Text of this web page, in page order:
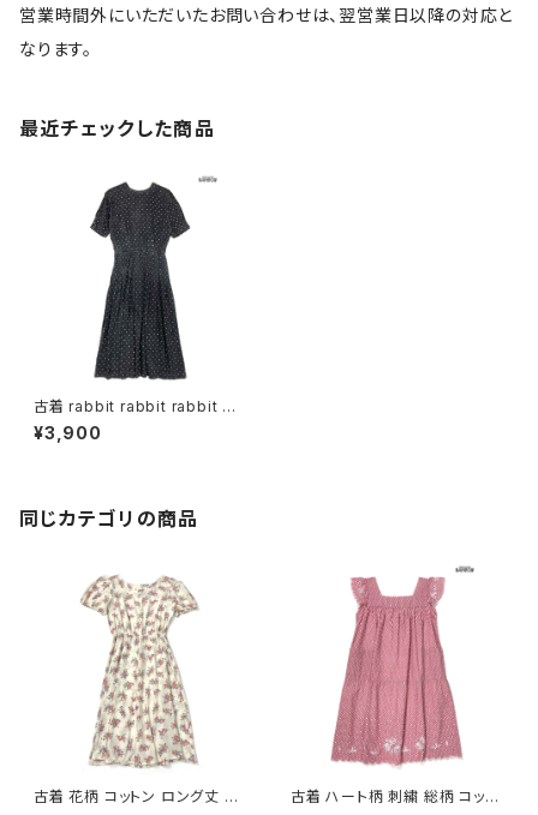
営業時間外にいただいたお問い合わせは、翌営業日以降の対応と
なります。
最近チェックした商品
古着 rabbit rabbit rabbit DE
SIGNS アメリカ製 ドット柄 ロ
ング丈 半袖 ワンピース 黒 (otu
¥3,900
同じカテゴリの商品
古着 花柄 コットン ロング丈 半
古着 ハート柄 刺繍 総柄 コット